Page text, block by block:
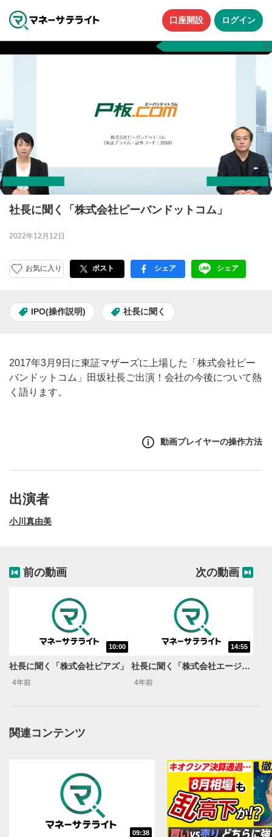
口座開設 ログイン
社長に聞く「株式会社ピーバンドットコム」
2022年12月12日
お気に入り ポスト facebook
シェア LINE
シェア
IPO(操作説明) 社長に聞く
2017年3月9日に東証マザーズに上場した「株式会社ピー
バンドットコム」田坂社長ご出演！会社の今後について熱
く語ります。
動画プレイヤーの操作方法
動画再生エリアにマウスを乗せると表示されます。
動画を再生または一時停止します。
10秒戻し/10秒送り
10秒、動画を巻き戻し/早送りします。
出演者
小川真由美
前の動画
10:00
社長に聞く「株式会社ピアズ」
4年前
次の動画
14:55
社長に聞く「株式会社エージェント・インシュアランス・グループ」
4年前
関連コンテンツ
09:38